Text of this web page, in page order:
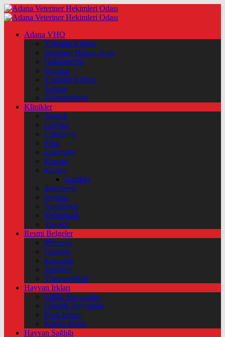
Adana VHO
Yönetim Kurulu
Veteriner Hekim Andı
Hakkımızda
Yazarlar
Yönetim Kurulu
Tarihçe
Ziyaretlerimiz
Klinikler
Aladağ
Ceyhan
Çukurova
Feke
İmamoğlu
Karataş
Kozan
Gaziköy
Saimbeyli
Seyhan
Tufanbeyli
Yumurtalık
Yüreğir
Resmi Belgeler
Mevzuat
Genelge
Kanunlar
Tebliğler
Yönetmelikler
Hayvan Irkları
Çiftlik Hayvanları
Egzotik Hayvanlar
Kedi Irkları
Köpek Irkları
Hayvan Sağlığı